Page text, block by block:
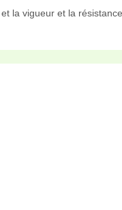
la vigueur et la